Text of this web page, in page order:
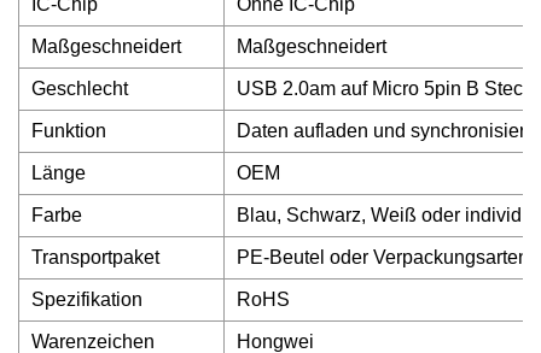
IC-Chip Ohne IC-Chip
Maßgeschneidert Maßgeschneidert
Geschlecht USB 2.0am auf Micro 5pin B
Funktion Daten aufladen und
Länge OEM
Farbe Blau, Schwarz, Weiß oder
Transportpaket PE-Beutel oder Verpackungsarten
Spezifikation RoHS
Warenzeichen Hongwei